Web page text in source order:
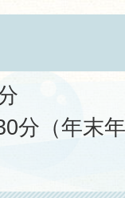
分（年末